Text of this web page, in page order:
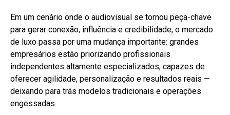
Em um cenário onde o audiovisual se tornou peça-chave
para gerar conexão, influência e credibilidade, o mercado
de luxo passa por uma mudança importante: grandes
empresários estão priorizando profissionais
independentes altamente especializados, capazes de
oferecer agilidade, personalização e resultados reais —
deixando para trás modelos tradicionais e operações
engessadas.